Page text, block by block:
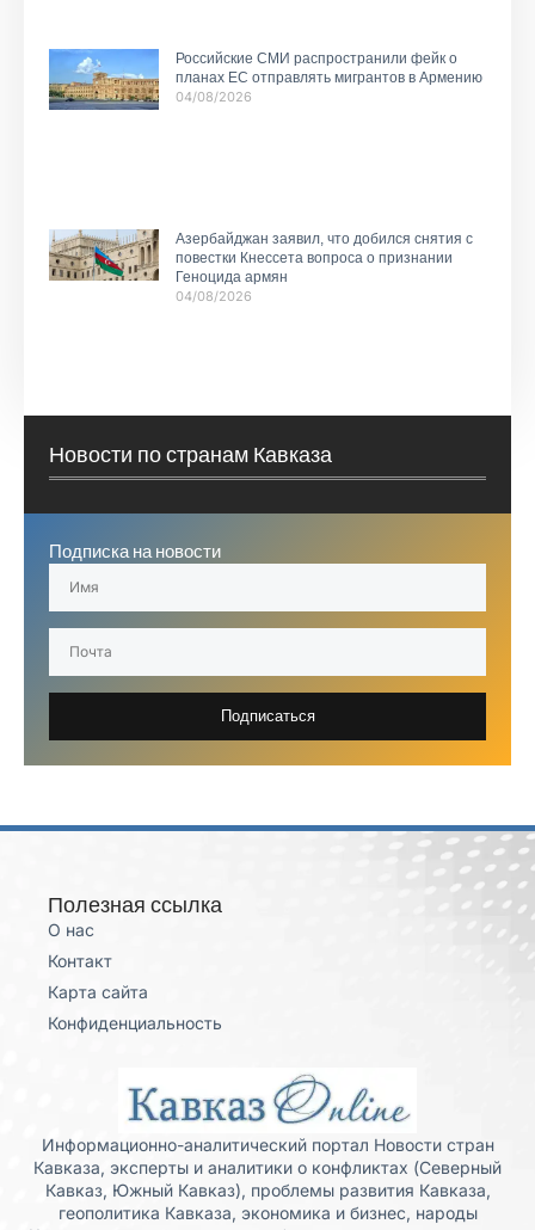
Российские СМИ распространили фейк о
планах ЕС отправлять мигрантов в Армению
04/08/2026
Азербайджан заявил, что добился снятия с
повестки Кнессета вопроса о признании
Геноцида армян
04/08/2026
Новости по странам Кавказа
Подписка на новости
Подписаться
Полезная ссылка
О нас
Контакт
Карта сайта
Конфиденциальность
Информационно-аналитический портал Новости стран
Кавказа, эксперты и аналитики о конфликтах (Северный
Кавказ, Южный Кавказ), проблемы развития Кавказа,
геополитика Кавказа, экономика и бизнес, народы